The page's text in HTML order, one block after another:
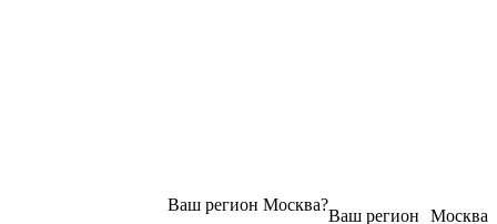
Москва
Ваш регион
Ваш регион Москва?